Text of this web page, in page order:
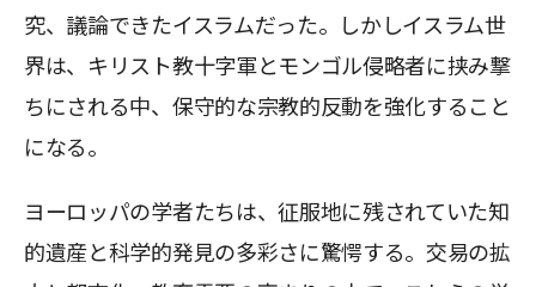
究、議論できたイスラムだった。しかしイスラム世
界は、キリスト教十字軍とモンゴル侵略者に挟み撃
ちにされる中、保守的な宗教的反動を強化すること
になる。
ヨーロッパの学者たちは、征服地に残されていた知
的遺産と科学的発見の多彩さに驚愕する。交易の拡